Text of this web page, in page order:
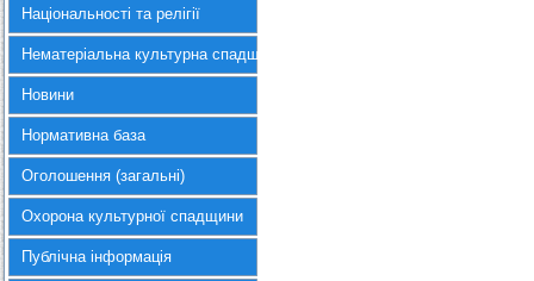
Національності та релігії
Нематеріальна культурна спадщина
Новини
Нормативна база
Оголошення (загальні)
Охорона культурної спадщини
Публічна інформація